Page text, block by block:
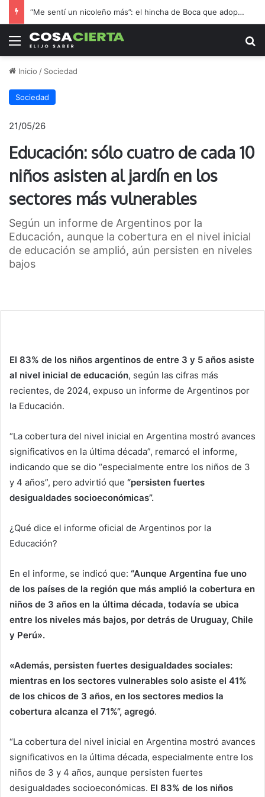
“Me sentí un nicoleño más”: el hincha de Boca que adoptó a Regatas en la final por el ascenso
Menú
Inicio / Sociedad
Sociedad
21/05/26
Educación: sólo cuatro de cada 10
niños asisten al jardín en los
sectores más vulnerables
Según un informe de Argentinos por la
Educación, aunque la cobertura en el nivel inicial
de educación se amplió, aún persisten en niveles
bajos
El 83% de los niños argentinos de entre 3 y 5 años asiste
al nivel inicial de educación, según las cifras más
recientes, de 2024, expuso un informe de Argentinos por
la Educación.
“La cobertura del nivel inicial en Argentina mostró avances
significativos en la última década”, remarcó el informe,
indicando que se dio “especialmente entre los niños de 3
y 4 años”, pero advirtió que “persisten fuertes
desigualdades socioeconómicas”.
¿Qué dice el informe oficial de Argentinos por la
Educación?
En el informe, se indicó que: “Aunque Argentina fue uno
de los países de la región que más amplió la cobertura en
niños de 3 años en la última década, todavía se ubica
entre los niveles más bajos, por detrás de Uruguay, Chile
y Perú».
«Además, persisten fuertes desigualdades sociales:
mientras en los sectores vulnerables solo asiste el 41%
de los chicos de 3 años, en los sectores medios la
cobertura alcanza el 71%”, agregó.
“La cobertura del nivel inicial en Argentina mostró avances
significativos en la última década, especialmente entre los
niños de 3 y 4 años, aunque persisten fuertes
desigualdades socioeconómicas. El 83% de los niños